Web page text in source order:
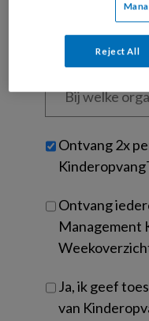
*
welke
je?
Untitled
Ontvang 2x
Ontvang
Management
Ja, ik geef
van
Reject All